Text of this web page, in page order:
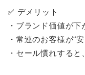
✅ デメリット
・ブランド価値が
・常連のお客様が“
・セール慣れする